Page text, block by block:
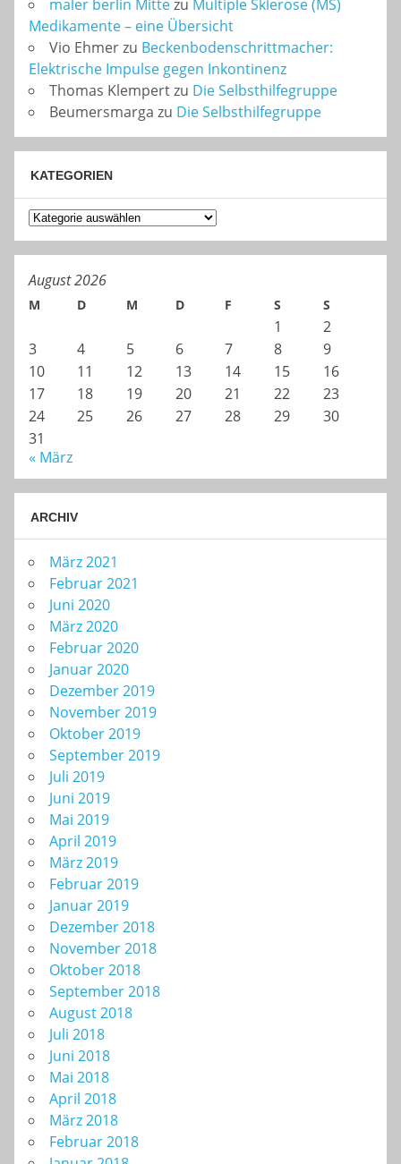
maler berlin Mittezu Multiple Sklerose (MS)
Medikamente – eine Übersicht
Vio Ehmerzu Beckenbodenschrittmacher:
Elektrische Impulse gegen Inkontinenz
Thomas Klempertzu Die Selbsthilfegruppe
Beumersmarga zu Die Selbsthilfegruppe
KATEGORIEN
Kategorien
August 2026
M D M D F S S
1
2
3
4 5 6 7 8
9
10
11 12 13 14 15
16
17
18 19 20 21 22
23
24
25 26 27 28 29
30
31
« März
ARCHIV
März 2021
Februar 2021
Juni 2020
März 2020
Februar 2020
Januar 2020
Dezember 2019
November 2019
Oktober 2019
September 2019
Juli 2019
Juni 2019
Mai 2019
April 2019
März 2019
Februar 2019
Januar 2019
Dezember 2018
November 2018
Oktober 2018
September 2018
August 2018
Juli 2018
Juni 2018
Mai 2018
April 2018
März 2018
Februar 2018